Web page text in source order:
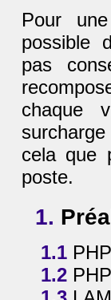
Pour
possible
pas
chaque
cela que
poste.
1.
1.1
1.2